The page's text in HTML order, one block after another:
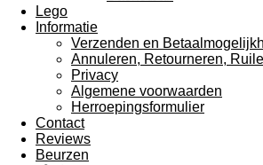
Lego
Informatie
Verzenden en
Annuleren, Retourneren,
Privacy
Algemene voorwaarden
Herroepingsformulier
Contact
Reviews
Beurzen